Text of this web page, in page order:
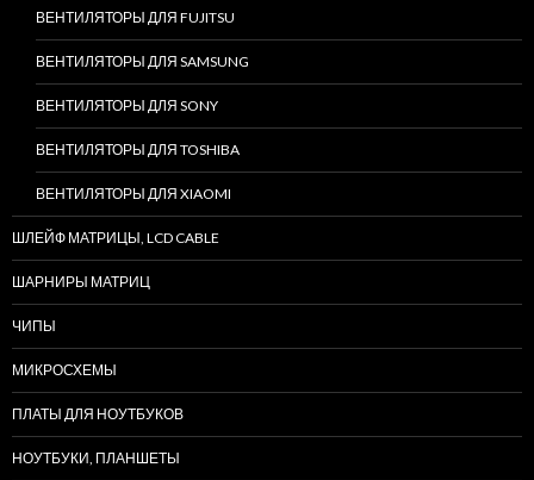
ВЕНТИЛЯТОРЫ ДЛЯ FUJITSU
ВЕНТИЛЯТОРЫ ДЛЯ SAMSUNG
ВЕНТИЛЯТОРЫ ДЛЯ SONY
ВЕНТИЛЯТОРЫ ДЛЯ TOSHIBA
ВЕНТИЛЯТОРЫ ДЛЯ XIAOMI
ШЛЕЙФ МАТРИЦЫ, LCD CABLE
ШАРНИРЫ МАТРИЦ
ЧИПЫ
МИКРОСХЕМЫ
ПЛАТЫ ДЛЯ НОУТБУКОВ
НОУТБУКИ, ПЛАНШЕТЫ